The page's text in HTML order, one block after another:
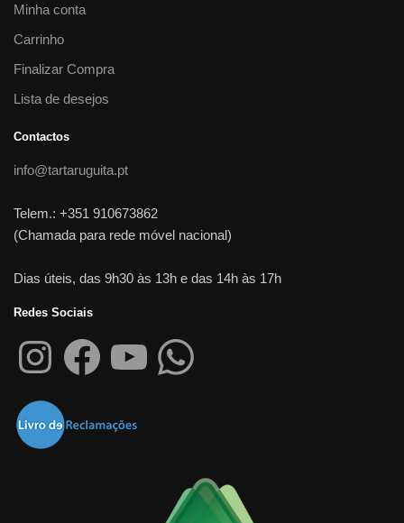
Minha conta
Carrinho
Finalizar Compra
Lista de desejos
Contactos
info@tartaruguita.pt
Telem.: +351 910673862
(Chamada para rede móvel nacional)
Dias úteis, das 9h30 às 13h e das 14h às 17h
Redes Sociais